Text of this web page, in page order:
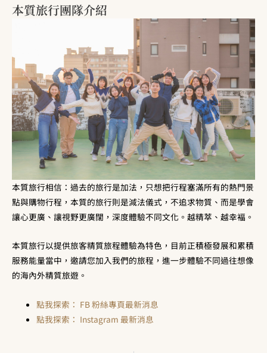
本質旅行團隊介紹
本質旅行相信：過去的旅行是加法，只想把行程塞滿所有的熱門景
點與購物行程，本質的旅行則是減法儀式，不追求物質、而是學會
讓心更廣、讓視野更廣闊，深度體驗不同文化。越精萃、越幸褔。
本質旅行以提供旅客精質旅程體驗為特色，目前正積極發展和累積
服務能量當中，邀請您加入我們的旅程，進一步體驗不同過往想像
的海內外精質旅遊。
點我探索： FB 粉絲專頁最新消息
點我探索： Instagram 最新消息